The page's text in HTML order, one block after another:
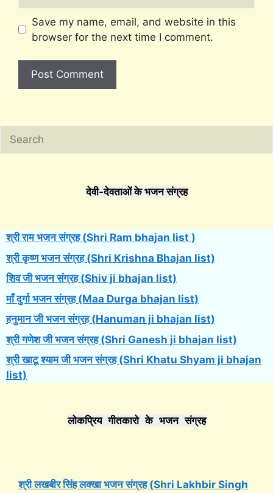
Save my name, email, and website in this
browser for the next time I comment.
Search
देवी-देवताओं के भजन संग्रह
श्री राम भजन संग्रह (Shri Ram bhajan list )
श्री कृष्ण भजन संग्रह (Shri Krishna Bhajan list)
शिव जी भजन संग्रह (Shiv ji bhajan list)
माँ दुर्गा भजन संग्रह (Maa Durga bhajan list)
हनुमान जी भजन संग्रह (Hanuman ji bhajan list)
श्री गणेश जी भजन संग्रह (Shri Ganesh ji bhajan list)
श्री खाटू श्याम जी भजन संग्रह (Shri Khatu Shyam ji bhajan
list)
लोकप्रिय गीतकारो के भजन संग्रह
श्री लखबीर सिंह लक्खा भजन संग्रह (Shri Lakhbir Singh